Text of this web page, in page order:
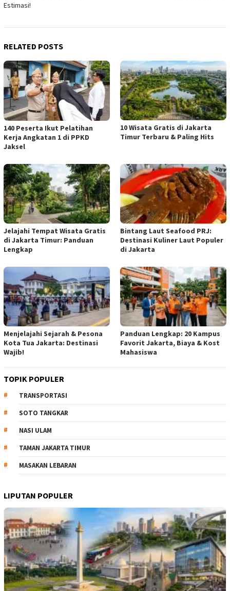
Estimasi!
RELATED POSTS
140 Peserta Ikut Pelatihan
Kerja Angkatan 1 di PPKD
Jaksel
10 Wisata Gratis di Jakarta
Timur Terbaru & Paling Hits
Jelajahi Tempat Wisata Gratis
di Jakarta Timur: Panduan
Lengkap
Bintang Laut Seafood PRJ:
Destinasi Kuliner Laut Populer
di Jakarta
Menjelajahi Sejarah & Pesona
Kota Tua Jakarta: Destinasi
Wajib!
Panduan Lengkap: 20 Kampus
Favorit Jakarta, Biaya & Kost
Mahasiswa
TOPIK POPULER
TRANSPORTASI
SOTO TANGKAR
NASI ULAM
TAMAN JAKARTA TIMUR
MASAKAN LEBARAN
LIPUTAN POPULER